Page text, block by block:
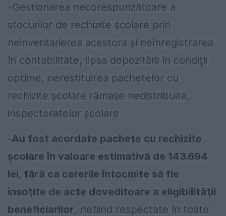
-Gestionarea necorespunzătoare a
stocurilor de rechizite şcolare prin
neinventarierea acestora şi neînregistrarea
în contabilitate, lipsa depozitării în condiţii
optime, nerestituirea pachetelor cu
rechizite şcolare rămase nedistribuite,
inspectoratelor şcolare
-Au fost acordate pachete cu rechizite
şcolare în valoare estimativă de 143.694
lei, fără ca cererile întocmite să fie
însoţite de acte doveditoare a eligibilităţii
beneficiarilor, nefiind respectate în toate